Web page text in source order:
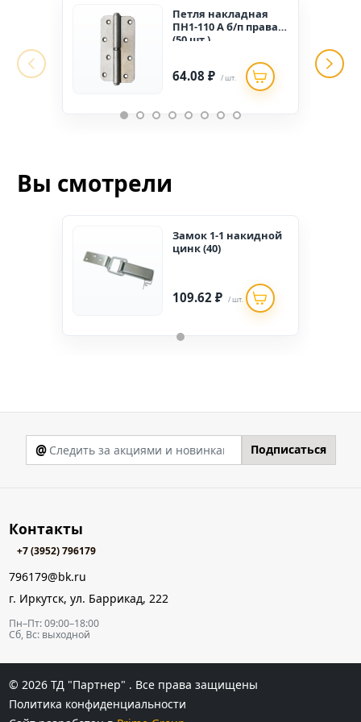
Петля накладная
ПН1-110 А б/п правая
(50 шт.)
64.08 ₽ / шт.
Вы смотрели
Замок 1-1 накидной
цинк (40)
109.62 ₽ / шт.
@ Подписаться
Контакты
+7 (3952) 796179
796179@bk.ru
г. Иркутск, ул. Баррикад, 222
Пн–Пт: 09:00–18:00
Сб, Вс: выходной
© 2026 ТД "Партнер" . Все права защищены
Политика конфиденциальности